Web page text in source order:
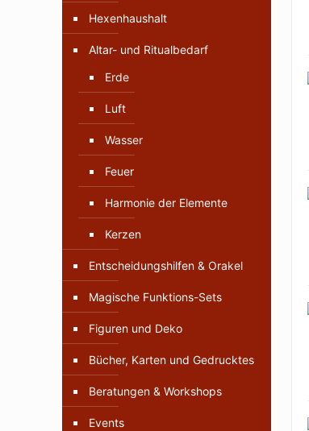
Hexenhaushalt
Altar- und Ritualbedarf
Erde
Luft
Wasser
Feuer
Harmonie der Elemente
Kerzen
Entscheidungshilfen & Orakel
Magische Funktions-Sets
Figuren und Deko
Bücher, Karten und Gedrucktes
Beratungen & Workshops
Events